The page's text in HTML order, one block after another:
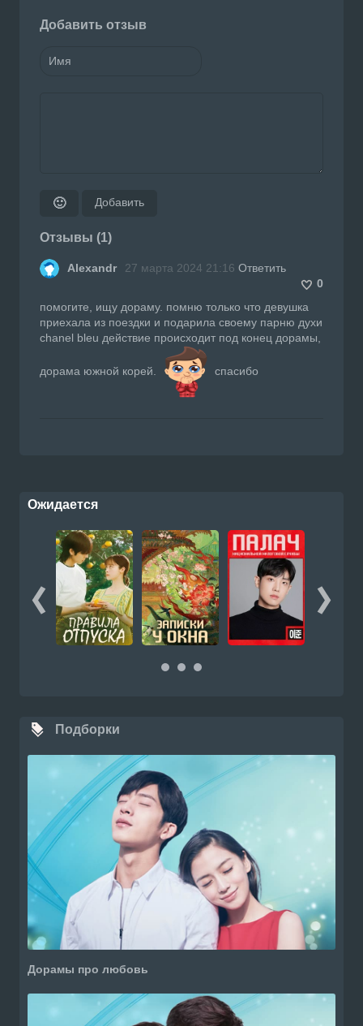
Добавить отзыв
🙂 Добавить
Отзывы (1)
Alexandr 27 марта 2024 21:16 Ответить
0
помогите, ищу дораму. помню только что девушка
приехала из поездки и подарила своему парню духи
chanel bleu действие происходит под конец дорамы,
дорама южной корей. спасибо
Ожидается
Подборки
Дорамы про любовь